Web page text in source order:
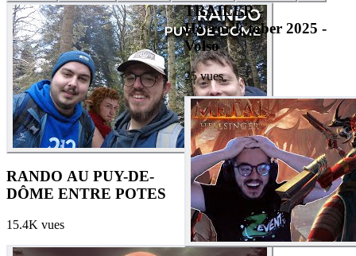
RANDO AU PUY-DE-
DÔME ENTRE POTES
15.4K vues
TRAILER -
Horror'k'tober 2025 -
Volso
25 vues